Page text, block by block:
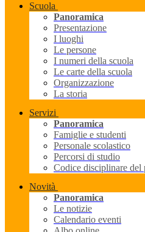
Scuola
Panoramica
Presentazione
I luoghi
Le persone
I numeri della scuola
Le carte della scuola
Organizzazione
La storia
Servizi
Panoramica
Famiglie e studenti
Personale scolastico
Percorsi di studio
Codice disciplinare del
Novità
Panoramica
Le notizie
Calendario eventi